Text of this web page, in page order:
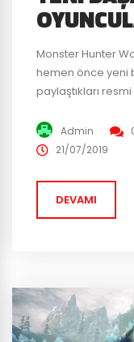
Monster Hunter
hemen önce yeni
paylaştıkları
erişilmesi zor bir
bu başarıyı
oyuna giriş yapan
Admin
21/07/2019
DEVAMI